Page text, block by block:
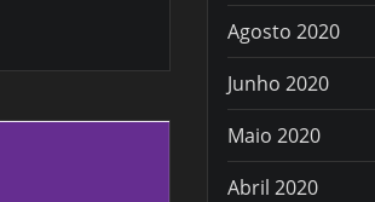
Agosto 2020
Junho 2020
Maio 2020
Abril 2020